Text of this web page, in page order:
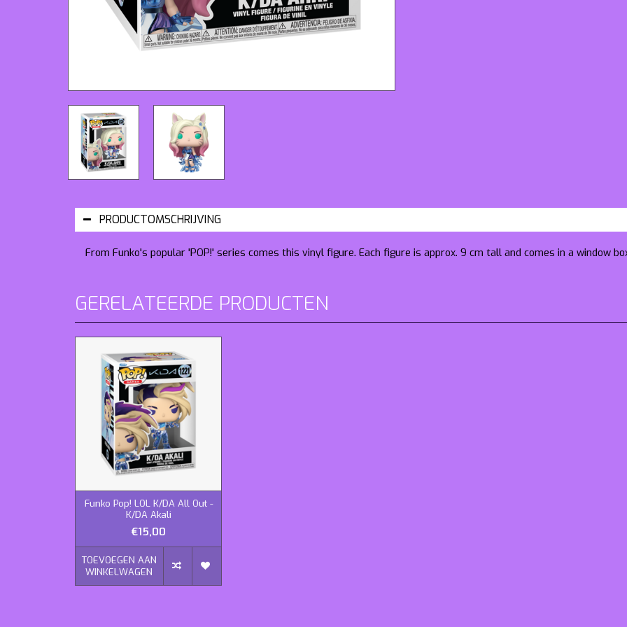
PRODUCTOMSCHRIJVING
From Funko's popular 'POP!' series comes this vinyl figure. Each figure is approx. 9 cm tall and comes in a window
GERELATEERDE PRODUCTEN
Funko Pop! LOL K/DA All Out -
K/DA Akali
€15,00
TOEVOEGEN AAN
WINKELWAGEN